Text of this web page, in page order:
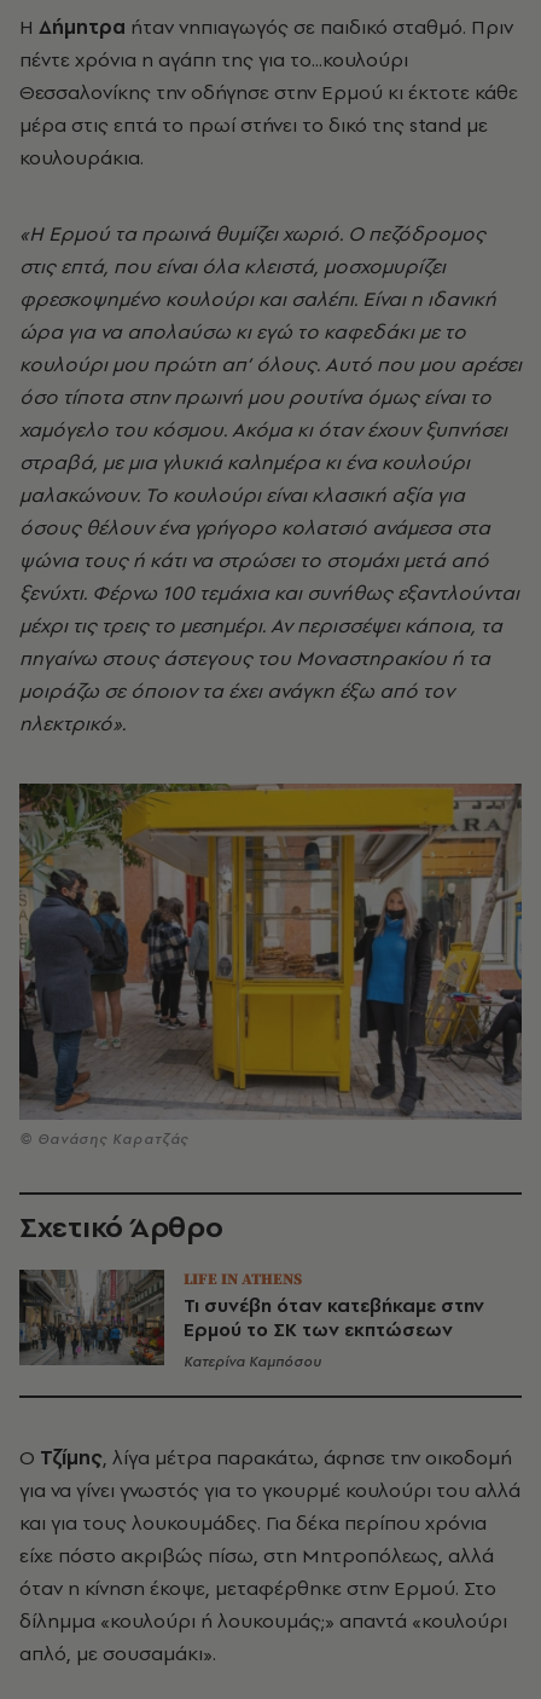
Η Δήμητρα ήταν νηπιαγωγός σε παιδικό σταθμό. Πριν
πέντε χρόνια η αγάπη της για το...κουλούρι
Θεσσαλονίκης την οδήγησε στην Ερμού κι έκτοτε κάθε
μέρα στις επτά το πρωί στήνει το δικό της stand με
κουλουράκια.
«Η Ερμού τα πρωινά θυμίζει χωριό. Ο πεζόδρομος
στις επτά, που είναι όλα κλειστά, μοσχομυρίζει
φρεσκοψημένο κουλούρι και σαλέπι. Είναι η ιδανική
ώρα για να απολαύσω κι εγώ το καφεδάκι με το
κουλούρι μου πρώτη απ’ όλους. Αυτό που μου αρέσει
όσο τίποτα στην πρωινή μου ρουτίνα όμως είναι το
χαμόγελο του κόσμου. Ακόμα κι όταν έχουν ξυπνήσει
στραβά, με μια γλυκιά καλημέρα κι ένα κουλούρι
μαλακώνουν. Το κουλούρι είναι κλασική αξία για
όσους θέλουν ένα γρήγορο κολατσιό ανάμεσα στα
ψώνια τους ή κάτι να στρώσει το στομάχι μετά από
ξενύχτι. Φέρνω 100 τεμάχια και συνήθως εξαντλούνται
μέχρι τις τρεις το μεσημέρι. Αν περισσέψει κάποια, τα
πηγαίνω στους άστεγους του Μοναστηρακίου ή τα
μοιράζω σε όποιον τα έχει ανάγκη έξω από τον
ηλεκτρικό».
© Θανάσης Καρατζάς
Σχετικό Άρθρο
LIFE IN ATHENS
Τι συνέβη όταν κατεβήκαμε στην
Ερμού το ΣΚ των εκπτώσεων
Κατερίνα Καμπόσου
Ο Τζίμης, λίγα μέτρα παρακάτω, άφησε την οικοδομή
για να γίνει γνωστός για το γκουρμέ κουλούρι του αλλά
και για τους λουκουμάδες. Για δέκα περίπου χρόνια
είχε πόστο ακριβώς πίσω, στη Μητροπόλεως, αλλά
όταν η κίνηση έκοψε, μεταφέρθηκε στην Ερμού. Στο
δίλημμα «κουλούρι ή λουκουμάς;» απαντά «κουλούρι
απλό, με σουσαμάκι».